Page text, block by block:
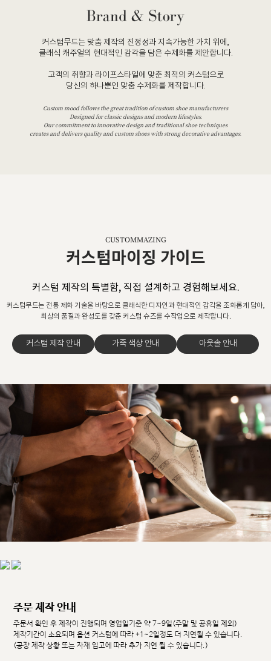
커스텀무드는 맞춤 제작의 진정성과 지속가능한 가치 위에,
클래식 캐주얼의 현대적인 감각을 담은 수제화를 제안합니다.
고객의 취향과 라이프스타일에 맞춘 최적의 커스텀으로
당신의 하나뿐인 맞춤 수제화를 제작합니다.
Custom mood follows the great tradition of custom shoe manufacturers
Designed for classic designs and modern lifestyles.
Our commitment to innovative design and traditional shoe techniques
creates and delivers quality and custom shoes with strong decorative advantages.
CUSTOMMAZING
커스텀마이징 가이드
커스텀 제작의 특별함, 직접 설계하고 경험해보세요.
커스텀무드는 전통 제화 기술을 바탕으로 클래식한 디자인과 현대적인 감각을 조화롭게 담아,
최상의 품질과 완성도를 갖춘 커스텀 슈즈를 수작업으로 제작합니다.
커스텀 제작 안내 가죽 색상 안내 아웃솔 안내
주문 제작 안내
주문서 확인 후 제작이 진행되며 영업일기준 약 7~9일(주말 및 공휴일 제외)
제작기간이 소요되며 옵션 커스텀에 따라 +1~2일정도 더 지연될 수 있습니다.
(공장 제작 상황 또는 자재 입고에 따라 추가 지연 될 수 있습니다.)